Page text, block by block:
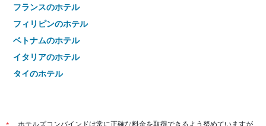
フランスのホテル
フィリピンのホテル
ベトナムのホテル
イタリアのホテル
タイのホテル
ホテルズコンバインドは常に正確な料金を取得できるよう努めていますが、